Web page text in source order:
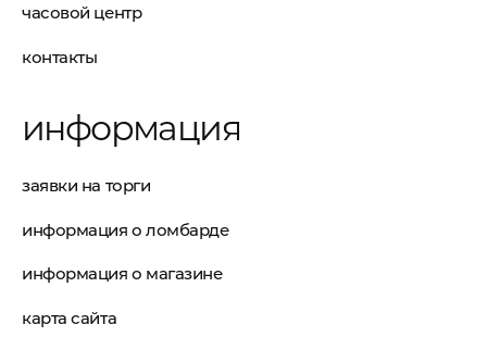
часовой центр
контакты
информация
заявки на торги
информация о ломбарде
информация о магазине
карта сайта